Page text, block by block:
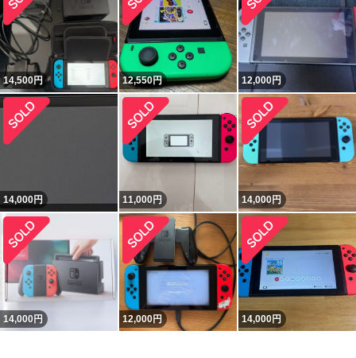
14,500円 12,550円 12,000円
14,000円 11,000円 14,000円
14,000円 12,000円 14,000円